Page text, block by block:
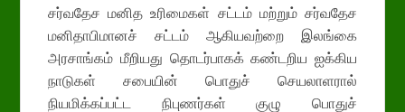
சர்வதேச மனித உரிமைகள் சட்டம் மற்றும் சர்வதேச
மனிதாபிமானச் சட்டம் ஆகியவற்றை இலங்கை
அரசாங்கம் மீறியது தொடர்பாகக் கண்டறிய ஐக்கிய
நாடுகள் சபையின் பொதுச் செயலாளரால்
நியமிக்கப்பட்ட நிபுணர்கள் குழு பொதுச்